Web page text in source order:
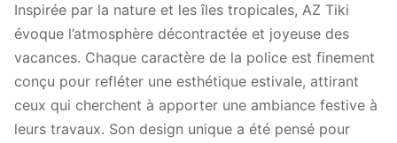
Inspirée par la nature et les îles tropicales, AZ Tiki
évoque l’atmosphère décontractée et joyeuse des
vacances. Chaque caractère de la police est finement
conçu pour refléter une esthétique estivale, attirant
ceux qui cherchent à apporter une ambiance festive à
leurs travaux. Son design unique a été pensé pour